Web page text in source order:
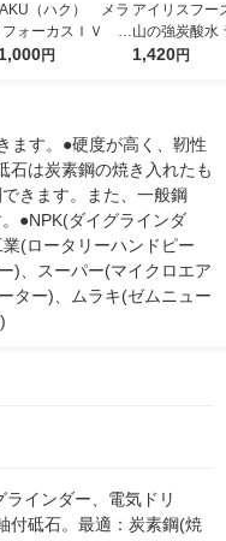
（ハク） メラ
フォーカスＩＶ 4
資生堂 おまけ
円
アイリスフー
山の強炭酸水
レス 500ml 1
1,420円
ます。●硬度が高く、靭性
石は炭素鋼の焼き入れたも
きます。また、一般鋼
●NPK(ダイグラインダ
(ロータリーハンドピー
)、スーパー(マイクロエア
ター)、ムラキ(ゼムニュー
インダー、電気ドリ
付砥石。最適：炭素鋼(焼